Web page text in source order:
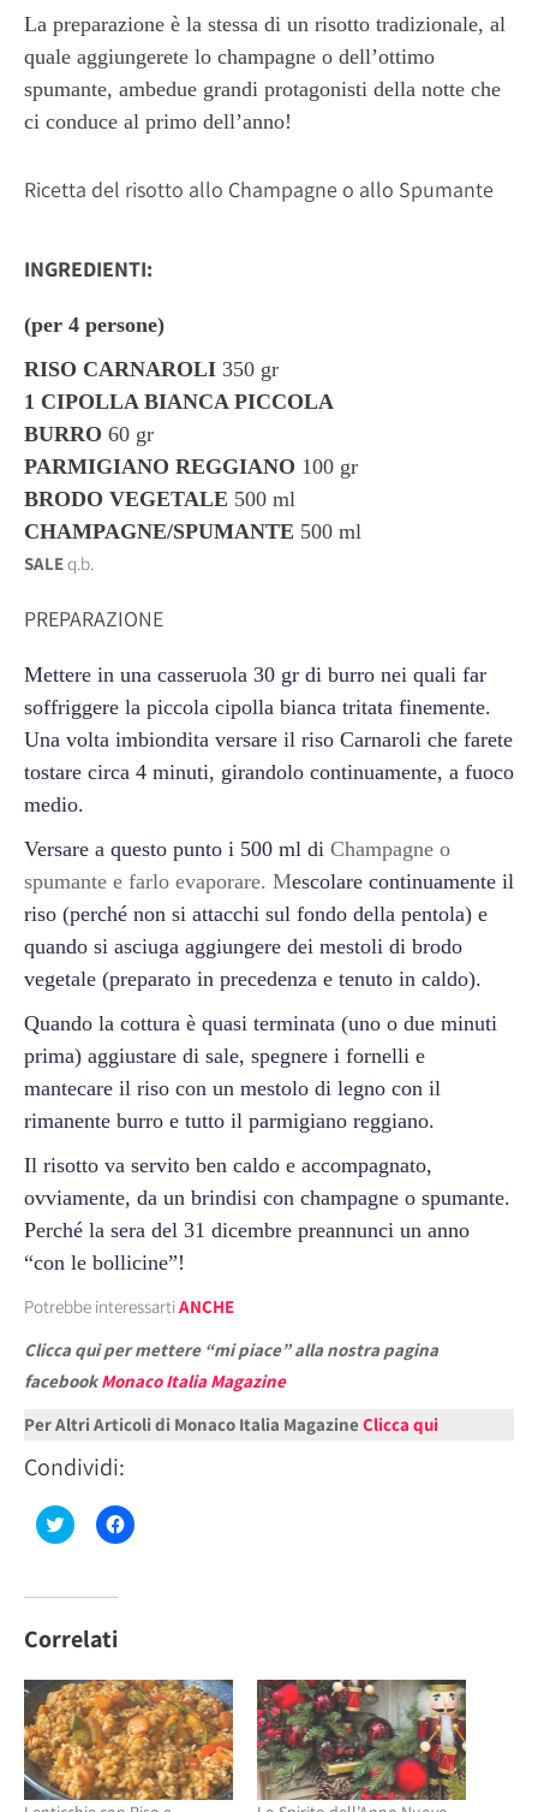
La preparazione è la stessa di un risotto tradizionale, al
quale aggiungerete lo champagne o dell’ottimo
spumante, ambedue grandi protagonisti della notte che
ci conduce al primo dell’anno!
Ricetta del risotto allo Champagne o allo Spumante
INGREDIENTI:
(per 4 persone)
RISO CARNAROLI 350 gr
1 CIPOLLA BIANCAPICCOLA
BURRO 60 gr
PARMIGIANO REGGIANO 100 gr
BRODO VEGETALE 500 ml
CHAMPAGNE/SPUMANTE 500 ml
SALEq.b.
PREPARAZIONE
Mettere in una casseruola 30 gr di burro nei quali far
soffriggere la piccola cipolla bianca tritata finemente.
Una volta imbiondita versare il riso Carnaroli che farete
tostare circa 4 minuti, girandolo continuamente, a fuoco
medio.
Versare a questo punto i 500 ml di Champagne o
spumante e farlo evaporare. Mescolare continuamente il
riso (perché non si attacchi sul fondo della pentola) e
quando si asciuga aggiungere dei mestoli di brodo
vegetale (preparato in precedenza e tenuto in caldo).
Quando la cottura è quasi terminata (uno o due minuti
prima) aggiustare di sale, spegnere i fornelli e
mantecare il riso con un mestolo di legno con il
rimanente burro e tutto il parmigiano reggiano.
Il risotto va servito ben caldo e accompagnato,
ovviamente, da un brindisi con champagne o spumante.
Perché la sera del 31 dicembre preannunci un anno
“con le bollicine”!
Potrebbe interessartiANCHE
Clicca qui per mettere “mi piace” alla nostra pagina
facebookMonaco Italia Magazine
Per Altri Articoli di Monaco Italia Magazine Clicca qui
Condividi:
Fai
clic
su
(Si
apre
una
nuova
finestra)
Fai
clic
nuova
finestra)
Correlati